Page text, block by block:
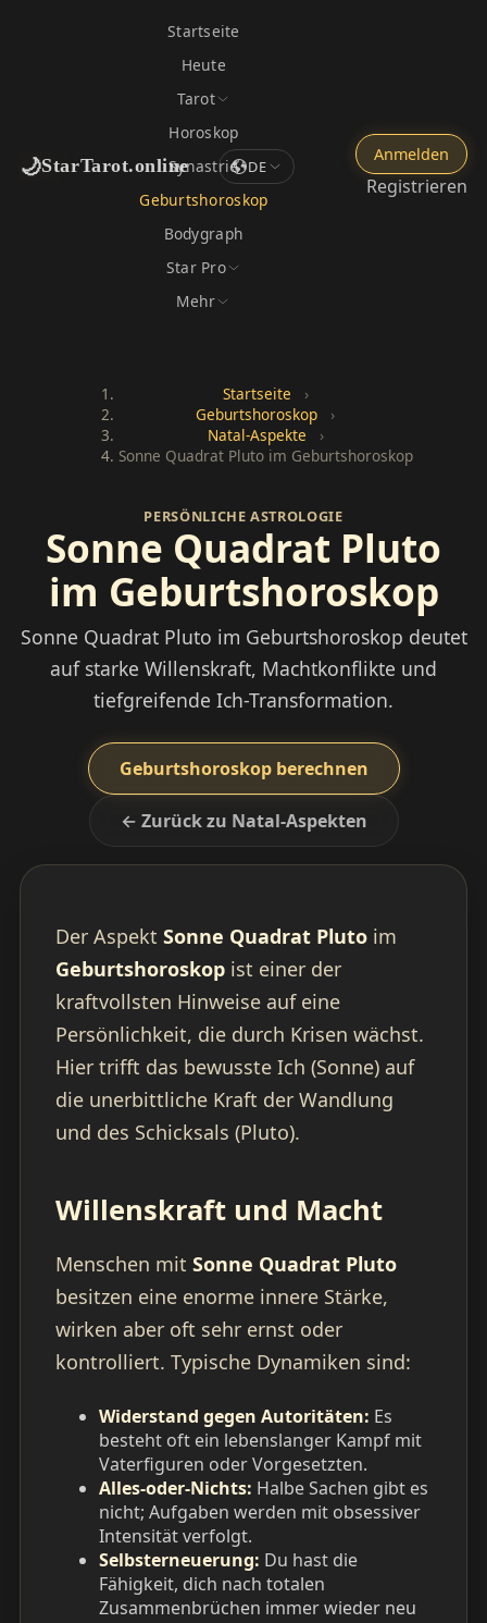
🌙StarTarot.online
Startseite
Heute
Tarot
Horoskop
Synastrie
Geburtshoroskop
Bodygraph
Star Pro
Mehr
DE
Anmelden
Registrieren
Startseite
›
Geburtshoroskop
›
Natal-Aspekte
›
Sonne Quadrat Pluto im Geburtshoroskop
PERSÖNLICHE ASTROLOGIE
Sonne Quadrat Pluto
im Geburtshoroskop
Sonne Quadrat Pluto im Geburtshoroskop deutet
auf starke Willenskraft, Machtkonflikte und
tiefgreifende Ich-Transformation.
Geburtshoroskop berechnen
← Zurück zu Natal-Aspekten
Der Aspekt Sonne Quadrat Plutoim
Geburtshoroskopist einer der
kraftvollsten Hinweise auf eine
Persönlichkeit, die durch Krisen wächst.
Hier trifft das bewusste Ich (Sonne) auf
die unerbittliche Kraft der Wandlung
und des Schicksals (Pluto).
Willenskraft und Macht
Menschen mit Sonne Quadrat Pluto
besitzen eine enorme innere Stärke,
wirken aber oft sehr ernst oder
kontrolliert. Typische Dynamiken sind:
Widerstand gegen Autoritäten: Es
besteht oft ein lebenslanger Kampf mit
Vaterfiguren oder Vorgesetzten.
Alles-oder-Nichts: Halbe Sachen gibt es
nicht; Aufgaben werden mit obsessiver
Intensität verfolgt.
Selbsterneuerung: Du hast die
Fähigkeit, dich nach totalen
Zusammenbrüchen immer wieder neu